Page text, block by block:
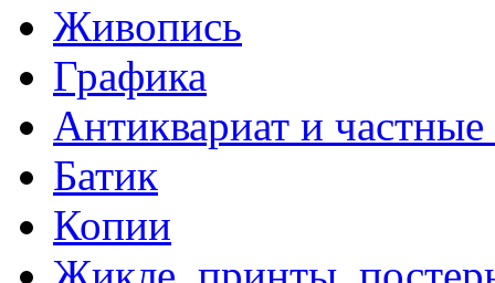
Живопись
Графика
Антиквариат и
Батик
Копии